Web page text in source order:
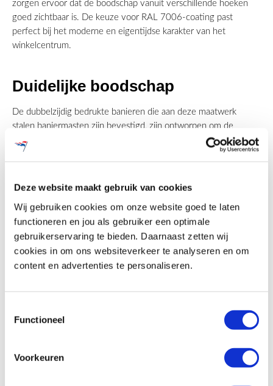
Deze website maakt gebruik van cookies
Wij gebruiken cookies om onze website goed te laten
functioneren en jou als gebruiker een optimale
gebruikerservaring te bieden. Daarnaast zetten wij
cookies in om ons websiteverkeer te analyseren en om
content en advertenties te personaliseren.
Functioneel
Voorkeuren
zorgen ervoor dat de boodschap vanuit verschillende hoeken
goed zichtbaar is. De keuze voor RAL 7006-coating past
perfect bij het moderne en eigentijdse karakter van het
winkelcentrum.
Duidelijke boodschap
De dubbelzijdig bedrukte banieren die aan deze maatwerk
stalen baniermasten zijn bevestigd, zijn ontworpen om de
gewenste boodschap helder en duidelijk over te brengen. Ze
vormen een naadloze weergave van de branding en promotie
Wat de installatie betreft, zijn de banieren strak opgespannen
tussen de spanbuizen. Dit zorgt ervoor dat ze er altijd strak en
professioneel uitzien, ongeacht de weersomstandigheden. De
vaste uithouderarmen bieden extra stabiliteit en garanderen dat
de banieren altijd perfect zichtbaar zijn.
winkelcentrum Amstelveen, waardoor bezoekers niet alleen
worden geïnformeerd, maar ook worden verwelkomd in een